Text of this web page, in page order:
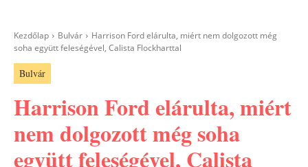
Kezdőlap Bulvár
Harrison Ford elárulta, miért nem dolgozott még
soha együtt feleségével, Calista Flockharttal
Bulvár
Harrison Ford elárulta, miért
nem dolgozott még soha
együtt feleségével, Calista